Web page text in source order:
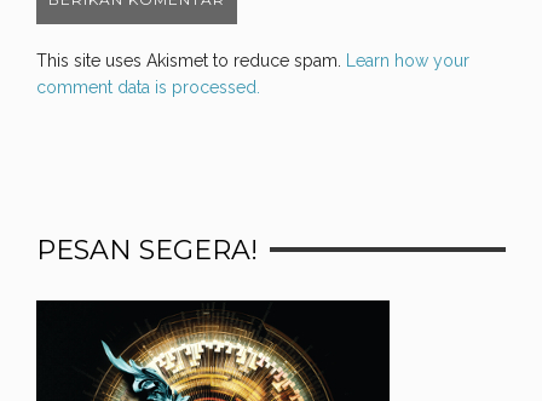
This site uses Akismet to reduce spam.
Learn how your
comment data is processed.
PESAN SEGERA!